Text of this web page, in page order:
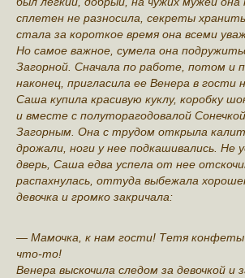
сплетен не разносила, секреты
стала за короткое время она всеми
Но самое важное, сумела она
Загорной. Сначала по работе, потом и
наконец, пригласила ее Венера в гости
Саша купила красивую куклу, коробку
и вместе с полуторагодовалой
Загорным. Она с трудом открыла
дрожали, ноги у нее подкашивались. Не
дверь, Саша едва успела от нее
распахнулась, оттуда выбежала
девочка и громко закричала:
— Мамочка, к нам гости! Тетя конфеты
что-то!
Венера выскочила следом за девочкой и